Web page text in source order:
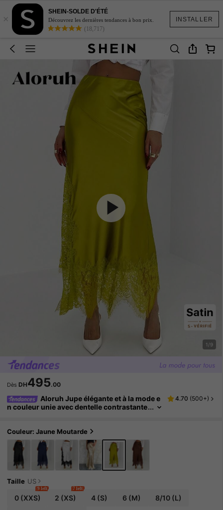
INSTALLER
×
SHEIN-SOLDE D'ÉTÉ
Découvrez les dernières tendances à bon prix.
(18,717)
1/9
Dès DH495.00
Aloruh Jupe élégante et à la mode e
n couleur unie avec dentelle contrastante
uleur avocat avec bordure en dentelle et fente
latérale - une tenue de travail sexy mais sophi
stiquée. Parfait pour la Saint-Valentin
4.70 (500+)
Couleur: Jaune Moutarde
Taille US
0(XXS)
9 left
2 (XS)
7 left
4 (S) 6 (M) 8/10 (L)